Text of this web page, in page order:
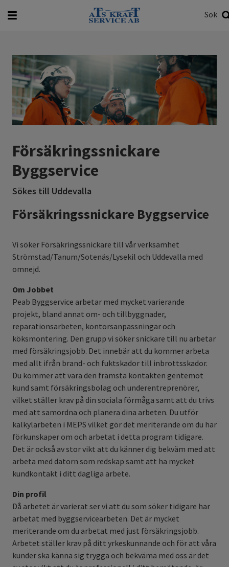
Sök
Vad vill du söka efter?
Försäkringssnickare
Byggservice
Sökes till Uddevalla
Försäkringssnickare Byggservice
Vi söker Försäkringssnickare till vår verksamhet
Strömstad/Tanum/Sotenäs/Lysekil och Uddevalla med
omnejd.
Om Jobbet
Peab Byggservice arbetar med mycket varierande
projekt, bland annat om- och tillbyggnader,
reparationsarbeten, kontorsanpassningar och
köksmontering. Den grupp vi söker snickare till nu arbetar
med försäkringsjobb. Det innebär att du kommer arbeta
med allt ifrån brand- och fuktskador till inbrottsskador.
Du kommer att vara den främsta kontakten gentemot
kund samt försäkringsbolag och underentreprenörer,
vilket ställer krav på din sociala förmåga samt att du trivs
med att samordna och planera dina arbeten. Du utför
kalkylarbeten i MEPS vilket gör det meriterande om du har
förkunskaper om och arbetat i detta program tidigare.
Det är också av stor vikt att du känner dig bekväm med att
arbeta med datorn som redskap samt att ha mycket
kundkontakt i ditt dagliga arbete.
Din profil
Då arbetet är varierat ser vi att du som söker tidigare har
arbetat med byggservicearbeten. Det är mycket
meriterande om du arbetat med just försäkringsjobb.
Arbetet ställer krav på ditt yrkeskunnande och för att våra
kunder ska känna sig trygga och bekväma med oss är det